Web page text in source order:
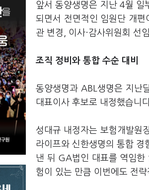
앞서 동양생명은 지난 4월 일
되면서 전면적인 임원단 개
관 변경, 이사·감사위원회 선
조직 정비와 통합 수순 대비
동양생명과 ABL생명은 지난
대표이사 후보로 내정했습니
성대규 내정자는 보험개발원
라이프와 신한생명의 통합 경
낸 뒤 GA법인 대표를 역임
험이 있는 만큼 이번에도 전